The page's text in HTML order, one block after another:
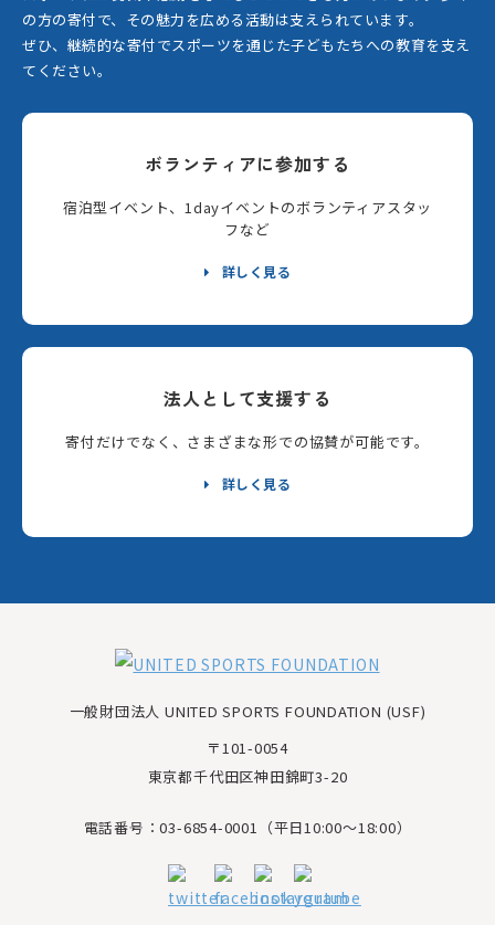
の方の寄付で、その魅力を広める活動は支えられています。
ぜひ、継続的な寄付でスポーツを通じた子どもたちへの教育を支え
てください。
ボランティアに参加する
宿泊型イベント、1dayイベントのボランティアスタッ
フなど
詳しく見る
法人として支援する
寄付だけでなく、さまざまな形での協賛が可能です。
詳しく見る
一般財団法人 UNITED SPORTS FOUNDATION (USF)
〒101-0054
東京都千代田区神田錦町3-20
電話番号：03-6854-0001（平日10:00～18:00）